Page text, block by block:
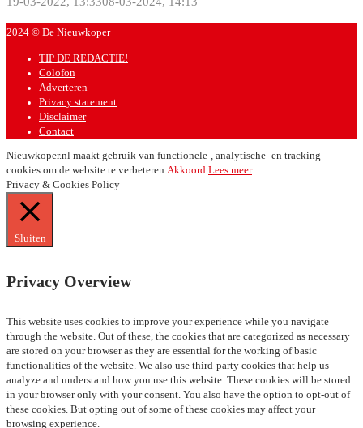
2024 © De Nieuwkoper
TIP DE REDACTIE!
Colofon
Adverteren
Privacy statement
Disclaimer
Contact
Nieuwkoper.nl maakt gebruik van functionele-, analytische- en tracking-
cookies om de website te verbeteren.Akkoord Lees meer
Privacy & Cookies Policy
Sluiten
Privacy Overview
This website uses cookies to improve your experience while you navigate
through the website. Out of these, the cookies that are categorized as necessary
are stored on your browser as they are essential for the working of basic
functionalities of the website. We also use third-party cookies that help us
analyze and understand how you use this website. These cookies will be stored
in your browser only with your consent. You also have the option to opt-out of
these cookies. But opting out of some of these cookies may affect your
browsing experience.